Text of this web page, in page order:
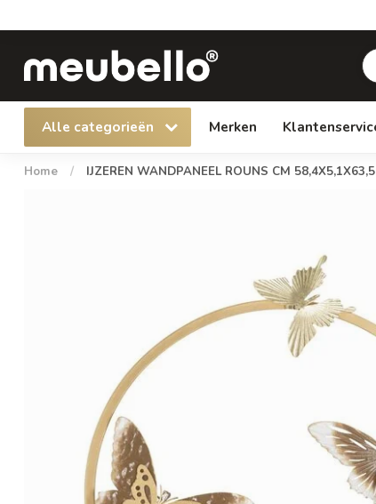
Alle categorieën Merken
Home / IJZEREN WANDPANEEL ROUNS CM 58,4X5,1X63,5